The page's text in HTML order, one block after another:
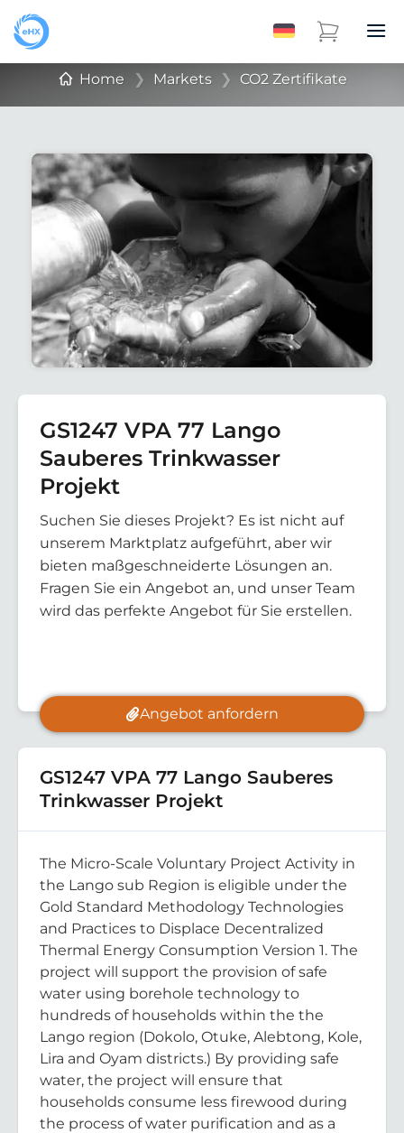
Home ❯ Markets ❯ CO2 Zertifikate
GS1247 VPA 77 Lango
Sauberes Trinkwasser
Projekt
Suchen Sie dieses Projekt? Es ist nicht auf
unserem Marktplatz aufgeführt, aber wir
bieten maßgeschneiderte Lösungen an.
Fragen Sie ein Angebot an, und unser Team
wird das perfekte Angebot für Sie erstellen.
Angebot anfordern
GS1247 VPA 77 Lango Sauberes
Trinkwasser Projekt
The Micro-Scale Voluntary Project Activity in
the Lango sub Region is eligible under the
Gold Standard Methodology Technologies
and Practices to Displace Decentralized
Thermal Energy Consumption Version 1. The
project will support the provision of safe
water using borehole technology to
hundreds of households within the the
Lango region (Dokolo, Otuke, Alebtong, Kole,
Lira and Oyam districts.) By providing safe
water, the project will ensure that
households consume less firewood during
the process of water purification and as a